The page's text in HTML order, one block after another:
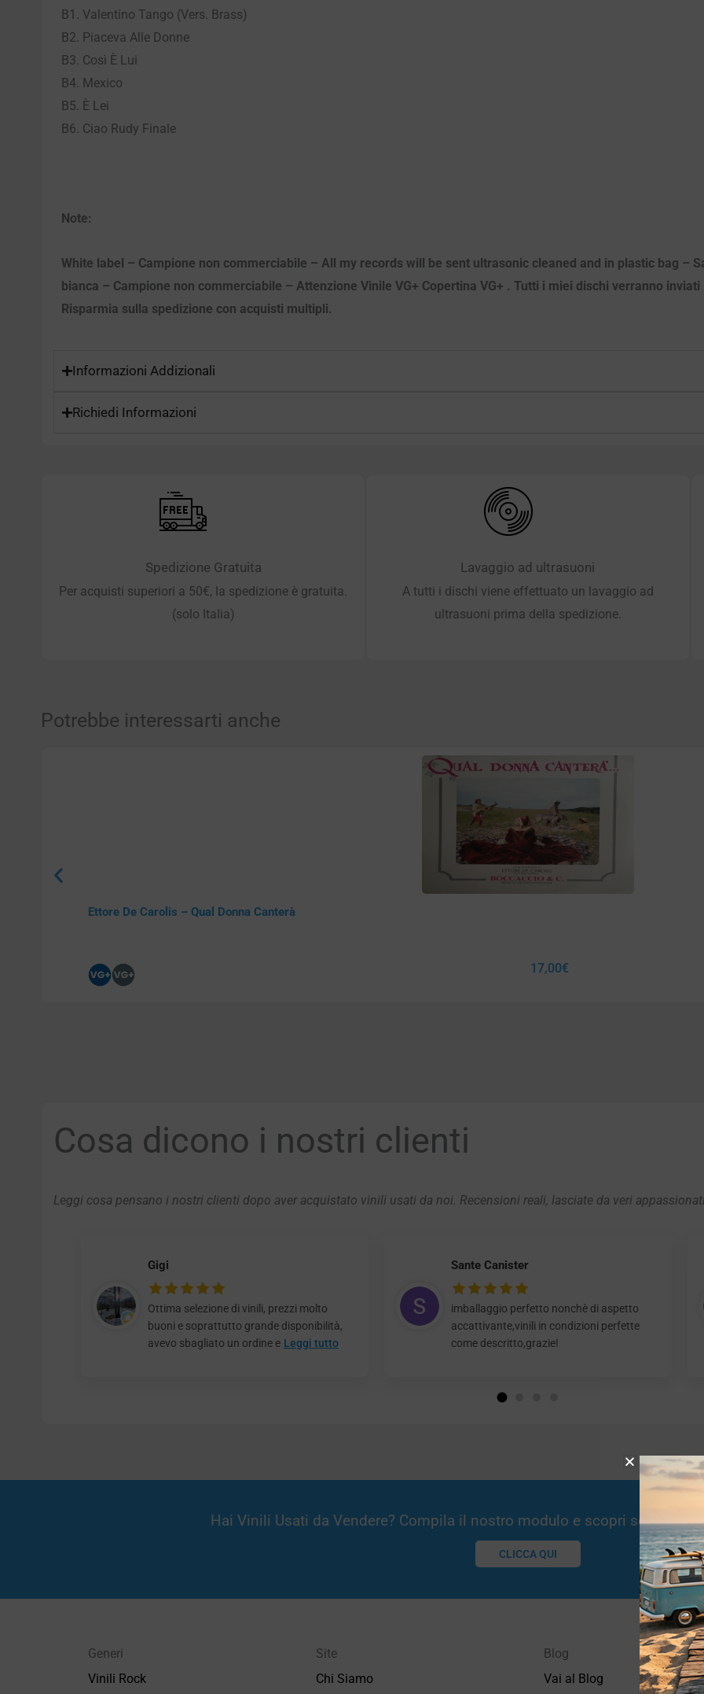
B1. Valentino Tango (Vers. Brass)
B2. Piaceva Alle Donne
B3. Così È Lui
B4. Mexico
B5. È Lei
B6. Ciao Rudy Finale
Note:
White label – Campione non commerciabile – All my records will be sent ultrasonic cleaned and in plastic bag –
bianca – Campione non commerciabile – Attenzione Vinile VG+ Copertina VG+ . Tutti i miei dischi verranno
Risparmia sulla spedizione con acquisti multipli.
Informazioni Addizionali
Richiedi Informazioni
Spedizione Gratuita
Per acquisti superiori a 50€, la spedizione è gratuita.
(solo Italia)
Lavaggio ad ultrasuoni
A tutti i dischi viene effettuato un lavaggio ad
ultrasuoni prima della spedizione.
Potrebbe interessarti anche
Ettore De Carolis – Qual Donna Canterà
17,00€
Cosa dicono i nostri clienti
Leggi cosa pensano i nostri clienti dopo aver acquistato vinili usati da noi. Recensioni reali, lasciate da veri
Gigi
Ottima selezione di vinili, prezzi molto
buoni e soprattutto grande disponibilità,
avevo sbagliato un ordine e Leggi tutto
Sante Canister
imballaggio perfetto nonchè di aspetto
accattivante,vinili in condizioni perfette
come descritto,grazie!
Hai Vinili Usati da Vendere? Compila il nostro modulo e scopri se
CLICCA QUI
Generi
Vinili Rock
Site
Chi Siamo
Blog
Vai al Blog